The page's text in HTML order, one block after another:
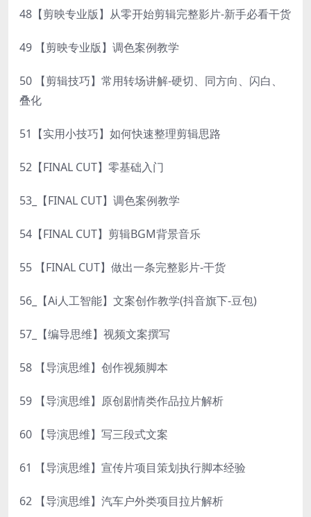
48【剪映专业版】从零开始剪辑完整影片-新手必看干货
49 【剪映专业版】调色案例教学
50 【剪辑技巧】常用转场讲解-硬切、同方向、闪白、
叠化
51【实用小技巧】如何快速整理剪辑思路
52【FINAL CUT】零基础入门
53_【FINAL CUT】调色案例教学
54【FINAL CUT】剪辑BGM背景音乐
55 【FINAL CUT】做出一条完整影片-干货
56_【Ai人工智能】文案创作教学(抖音旗下-豆包)
57_【编导思维】视频文案撰写
58 【导演思维】创作视频脚本
59 【导演思维】原创剧情类作品拉片解析
60 【导演思维】写三段式文案
61 【导演思维】宣传片项目策划执行脚本经验
62 【导演思维】汽车户外类项目拉片解析